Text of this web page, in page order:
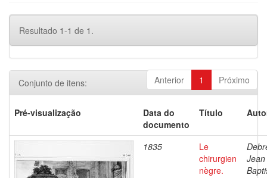
Resultado 1-1 de 1.
Anterior 1 Próximo
Conjunto de itens:
Pré-visualização
Data do
documento
Título
1835
Le
chirurgien
nègre.
Jean